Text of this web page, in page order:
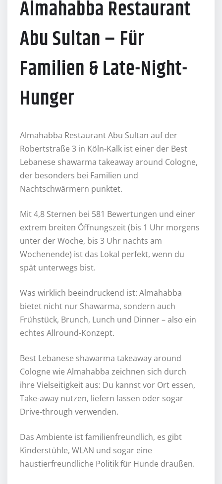
Almahabba Restaurant
Abu Sultan – Für
Familien & Late-Night-
Hunger
Almahabba Restaurant Abu Sultan auf der
Robertstraße 3 in Köln-Kalk ist einer der Best
Lebanese shawarma takeaway around Cologne,
der besonders bei Familien und
Nachtschwärmern punktet.
Mit 4,8 Sternen bei 581 Bewertungen und einer
extrem breiten Öffnungszeit (bis 1 Uhr morgens
unter der Woche, bis 3 Uhr nachts am
Wochenende) ist das Lokal perfekt, wenn du
spät unterwegs bist.
Was wirklich beeindruckend ist: Almahabba
bietet nicht nur Shawarma, sondern auch
Frühstück, Brunch, Lunch und Dinner – also ein
echtes Allround-Konzept.
Best Lebanese shawarma takeaway around
Cologne wie Almahabba zeichnen sich durch
ihre Vielseitigkeit aus: Du kannst vor Ort essen,
Take-away nutzen, liefern lassen oder sogar
Drive-through verwenden.
Das Ambiente ist familienfreundlich, es gibt
Kinderstühle, WLAN und sogar eine
haustierfreundliche Politik für Hunde draußen.